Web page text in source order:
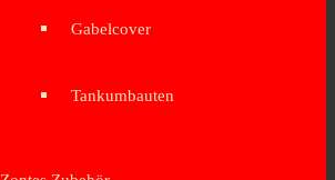
Gabelcover
Tankumbauten